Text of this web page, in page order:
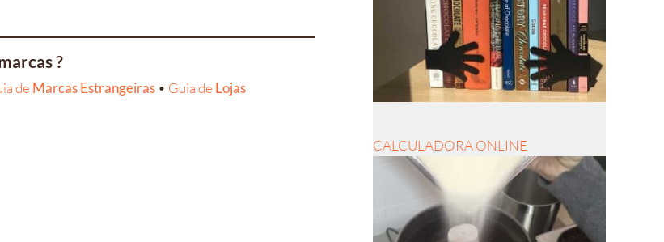
?
de Marcas Estrangeiras• Guia de Lojas
CALCULADORA ONLINE